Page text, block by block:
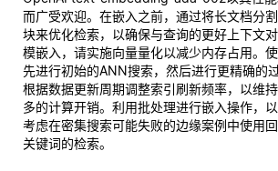
而广受欢迎。在嵌入之前，通过将长文档分
块来优化检索，以确保与查询的更好上下文
模嵌入，请实施向量量化以减少内存占用。
先进行初始的ANN搜索，然后进行更精确的
根据数据更新周期调整索引刷新频率，以维
多的计算开销。利用批处理进行嵌入操作，以
考虑在密集搜索可能失败的边缘案例中使用
关键词的检索。